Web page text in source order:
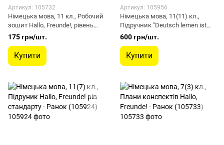
Артикул: 105732
Німецька мова, 11 кл., Робочий
зошит Hallo, Freunde!, рівень
станд. - Ранок (105732)
175 грн/шт.
Купити
Артикул: 105956
Німецька мова, 11(11) кл.,
Підручник "Deutsch lernen ist
super!" рівень станд. - Ранок
(105956)
600 грн/шт.
Купити